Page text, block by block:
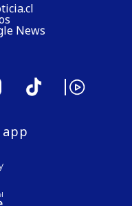
News